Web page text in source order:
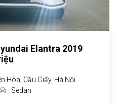
Elantra 2019
Hòa, Cầu Giấy, Hà Nội
Sedan